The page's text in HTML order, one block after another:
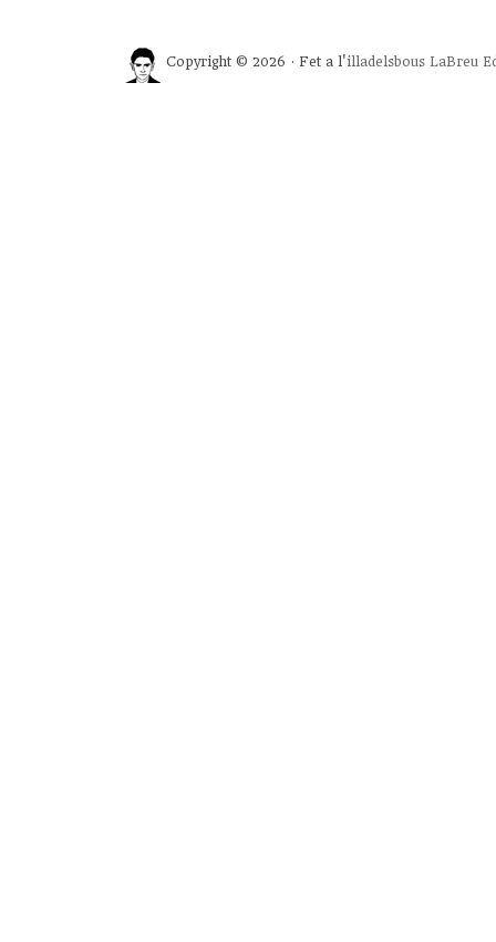
Copyright © 2026 · Fet a l'illadelsbous LaBreu